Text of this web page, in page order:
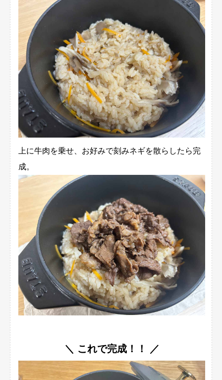
上に牛肉を乗せ、お好みで刻みネギを散らしたら完
成。
＼ これで完成！！ ／